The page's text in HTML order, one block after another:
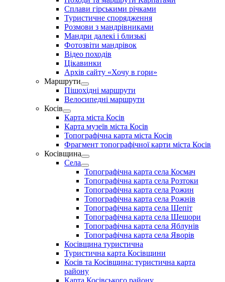
menu
Сплави гірськими річками
Туристичне спорядження
Розмови з мандрівниками
Мандри далекі і близькі
Фотозвіти мандрівок
Відео походів
Цікавинки
Архів сайту «Хочу в гори»
Маршрути
Show
sub
menu
Пішохідні маршрути
Велосипедні маршрути
Косів
Show
sub
menu
Карта міста Косів
Карта музеїв міста Косів
Топографічна карта міста Косів
Фрагмент топографічної карти міста Косів
Косівщина
Show
sub
menu
Села
Show
sub
menu
Топографічна карта села Космач
Топографічна карта села Розтоки
Топографічна карта села Рожин
Топографічна карта села Рожнів
Топографічна карта села Шепіт
Топографічна карта села Шешори
Топографічна карта села Яблунів
Топографічна карта села Яворів
Косівщина туристична
Туристична карта Косівщини
Косів та Косівщина: туристична карта
району
Карта Косівського району